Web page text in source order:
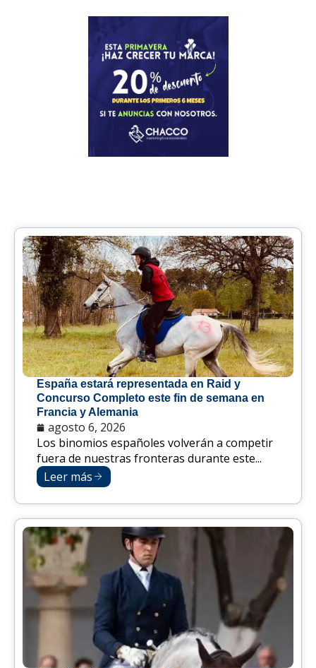
España estará representada en Raid y
Concurso Completo este fin de semana en
Francia y Alemania
agosto 6, 2026
Los binomios españoles volverán a competir
fuera de nuestras fronteras durante este...
Leer más